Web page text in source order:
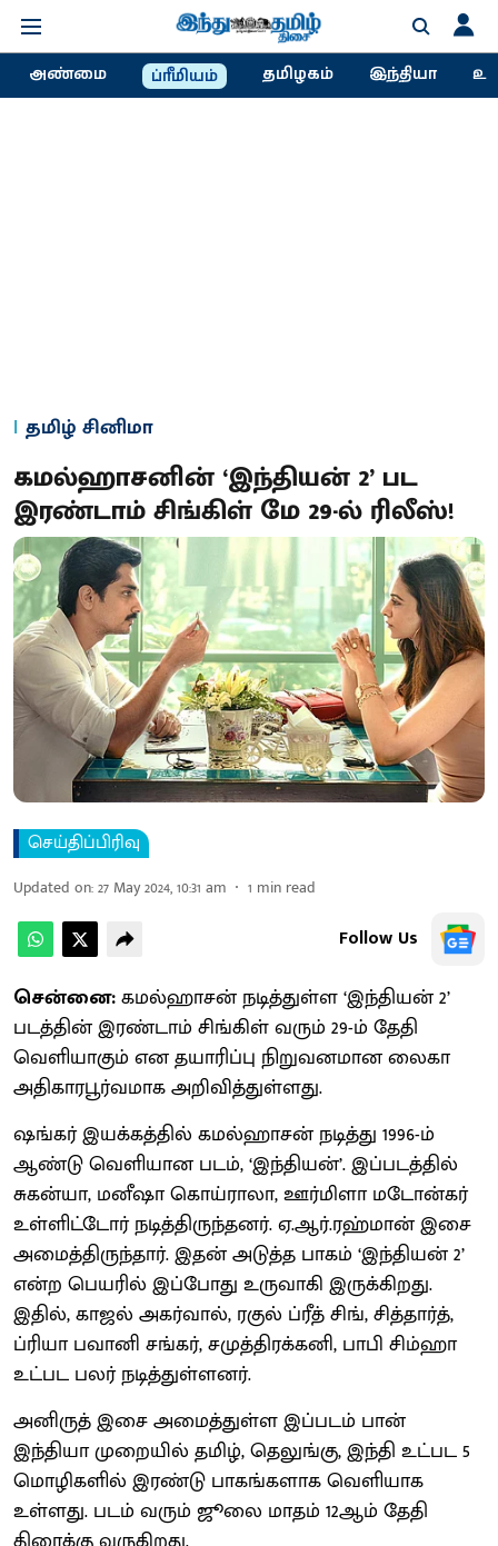
அண்மை ப்ரீமியம் தமிழகம் இந்தியா
தமிழ் சினிமா
கமல்ஹாசனின் ‘இந்தியன் 2’ பட
இரண்டாம் சிங்கிள் மே 29-ல் ரிலீஸ்!
செய்திப்பிரிவு
Updated on:27 May 2024, 10:31 am 1 min read
Follow Us
சென்னை:கமல்ஹாசன் நடித்துள்ள ‘இந்தியன் 2’
படத்தின் இரண்டாம் சிங்கிள் வரும் 29-ம் தேதி
வெளியாகும் என தயாரிப்பு நிறுவனமான லைகா
அதிகாரபூர்வமாக அறிவித்துள்ளது.
ஷங்கர் இயக்கத்தில் கமல்ஹாசன் நடித்து 1996-ம்
ஆண்டு வெளியான படம், ‘இந்தியன்’. இப்படத்தில்
சுகன்யா, மனீஷா கொய்ராலா, ஊர்மிளா மடோன்கர்
உள்ளிட்டோர் நடித்திருந்தனர். ஏ.ஆர்.ரஹ்மான் இசை
அமைத்திருந்தார். இதன் அடுத்த பாகம் ‘இந்தியன் 2’
என்ற பெயரில் இப்போது உருவாகி இருக்கிறது.
இதில், காஜல் அகர்வால், ரகுல் ப்ரீத் சிங், சித்தார்த்,
ப்ரியா பவானி சங்கர், சமுத்திரக்கனி, பாபி சிம்ஹா
உட்பட பலர் நடித்துள்ளனர்.
அனிருத் இசை அமைத்துள்ள இப்படம் பான்
இந்தியா முறையில் தமிழ், தெலுங்கு, இந்தி உட்பட 5
மொழிகளில் இரண்டு பாகங்களாக வெளியாக
உள்ளது. படம் வரும் ஜூலை மாதம் 12ஆம் தேதி